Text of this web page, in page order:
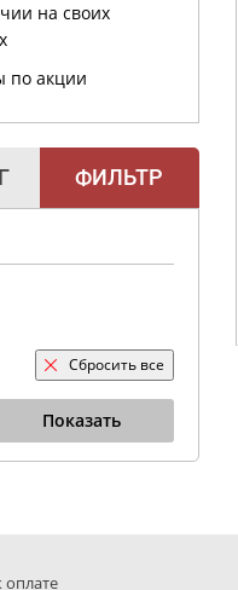
на своих
по акции
ФИЛЬТР
Сбросить все
Показать